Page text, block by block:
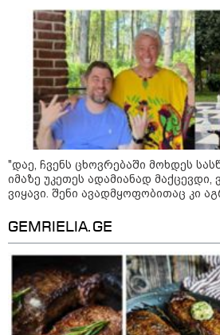
ვიბლიანის
უახლოეს
სიახლეს,
ყვარელში
მოწყობილ
საქმეზე ორ
წარედგინა
მოზაიკა
"დაე, ჩვენს ცხოვრებაში მოხდეს სასწაული...
იმაზე უკეთეს ადამიანად
ვიყავი. შენი ავადმყოფობითაც კი
GEMRIELIA.GE